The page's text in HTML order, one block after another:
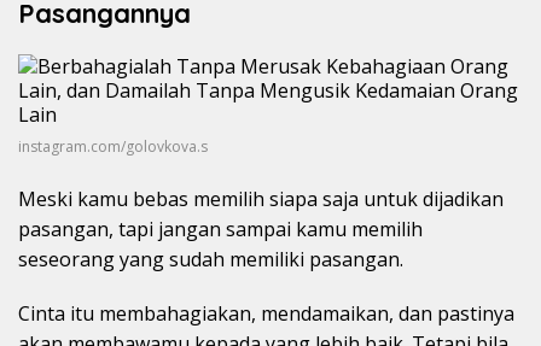
Pasangannya
instagram.com/golovkova.s
Meski kamu bebas memilih siapa saja untuk dijadikan
pasangan, tapi jangan sampai kamu memilih
seseorang yang sudah memiliki pasangan.
Cinta itu membahagiakan, mendamaikan, dan pastinya